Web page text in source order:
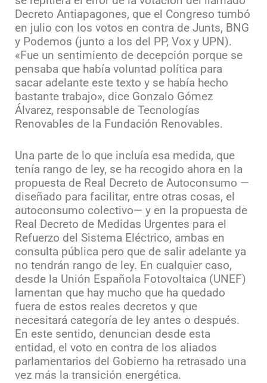
Decreto Antiapagones, que el Congreso tumbó
en julio con los votos en contra de Junts, BNG
y Podemos (junto a los del PP, Vox y UPN).
«Fue un sentimiento de decepción porque se
pensaba que había voluntad política para
sacar adelante este texto y se había hecho
bastante trabajo», dice Gonzalo Gómez
Álvarez, responsable de Tecnologías
Renovables de la Fundación Renovables.
Una parte de lo que incluía esa medida, que
tenía rango de ley, se ha recogido ahora en la
propuesta de Real Decreto de Autoconsumo —
diseñado para facilitar, entre otras cosas, el
autoconsumo colectivo— y en la propuesta de
Real Decreto de Medidas Urgentes para el
Refuerzo del Sistema Eléctrico, ambas en
consulta pública pero que de salir adelante ya
no tendrán rango de ley. En cualquier caso,
desde la Unión Española Fotovoltaica (UNEF)
lamentan que hay mucho que ha quedado
fuera de estos reales decretos y que
necesitará categoría de ley antes o después.
En este sentido, denuncian desde esta
entidad, el voto en contra de los aliados
parlamentarios del Gobierno ha retrasado una
vez más la transición energética.